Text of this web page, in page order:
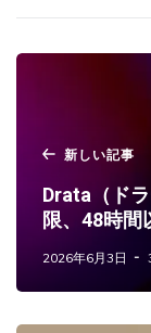
新しい記事
Drata（ド
限、48時間
2026年6月3日